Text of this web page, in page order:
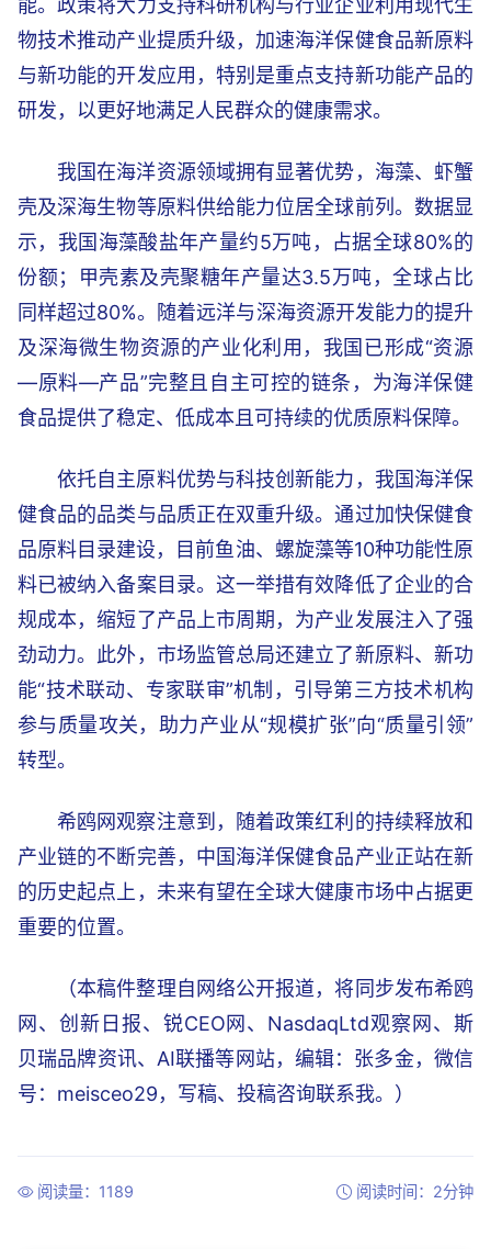
能。政策将大力支持科研机构与行业企业利用现代生
物技术推动产业提质升级，加速海洋保健食品新原料
与新功能的开发应用，特别是重点支持新功能产品的
研发，以更好地满足人民群众的健康需求。
我国在海洋资源领域拥有显著优势，海藻、虾蟹
壳及深海生物等原料供给能力位居全球前列。数据显
示，我国海藻酸盐年产量约5万吨，占据全球80%的
份额；甲壳素及壳聚糖年产量达3.5万吨，全球占比
同样超过80%。随着远洋与深海资源开发能力的提升
及深海微生物资源的产业化利用，我国已形成“资源
—原料—产品”完整且自主可控的链条，为海洋保健
食品提供了稳定、低成本且可持续的优质原料保障。
依托自主原料优势与科技创新能力，我国海洋保
健食品的品类与品质正在双重升级。通过加快保健食
品原料目录建设，目前鱼油、螺旋藻等10种功能性原
料已被纳入备案目录。这一举措有效降低了企业的合
规成本，缩短了产品上市周期，为产业发展注入了强
劲动力。此外，市场监管总局还建立了新原料、新功
能“技术联动、专家联审”机制，引导第三方技术机构
参与质量攻关，助力产业从“规模扩张”向“质量引领”
转型。
希鸥网观察注意到，随着政策红利的持续释放和
产业链的不断完善，中国海洋保健食品产业正站在新
的历史起点上，未来有望在全球大健康市场中占据更
重要的位置。
（本稿件整理自网络公开报道，将同步发布希鸥
网、创新日报、锐CEO网、NasdaqLtd观察网、斯
贝瑞品牌资讯、AI联播等网站，编辑：张多金，微信
号：meisceo29，写稿、投稿咨询联系我。）
阅读量：1189 阅读时间：2分钟